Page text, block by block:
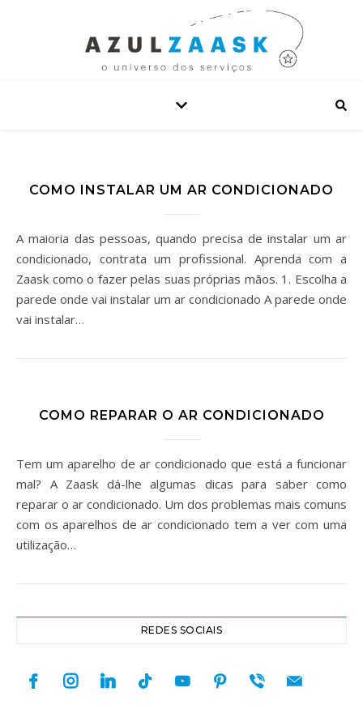
COMO INSTALAR UM AR CONDICIONADO
A maioria das pessoas, quando precisa de instalar um ar
condicionado, contrata um profissional. Aprenda com a
Zaask como o fazer pelas suas próprias mãos. 1. Escolha a
parede onde vai instalar um ar condicionado A parede onde
vai instalar…
COMO REPARAR O AR CONDICIONADO
Tem um aparelho de ar condicionado que está a funcionar
mal? A Zaask dá-lhe algumas dicas para saber como
reparar o ar condicionado. Um dos problemas mais comuns
com os aparelhos de ar condicionado tem a ver com uma
utilização…
REDES SOCIAIS
facebookinstagramlinkedintiktok youtubepinterest
viber mail